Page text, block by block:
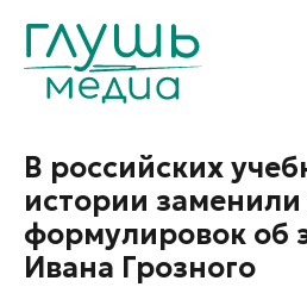
В российских
истории
формулировок об
Ивана Грозного